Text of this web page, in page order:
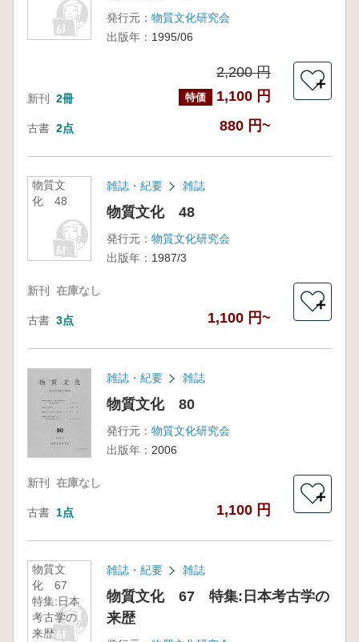
発行元： 物質文化研究会
出版年： 1995/06
新刊 2冊
2,200 円
特価 1,100 円
古書 2点 880 円~
＋
物質文
化 48
雑誌・紀要 雑誌
物質文化 48
発行元： 物質文化研究会
出版年： 1987/3
新刊 在庫なし
古書 3点 1,100 円~
＋
雑誌・紀要 雑誌
物質文化 80
発行元： 物質文化研究会
出版年： 2006
新刊 在庫なし
古書 1点 1,100 円
＋
物質文
化 67
特集:日本
考古学の
来歴
雑誌・紀要 雑誌
物質文化 67 特集:日本考古学の
来歴